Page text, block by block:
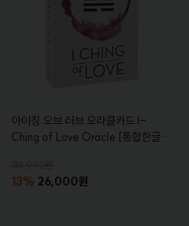
아이칭 오브 러브 오라클카드I-
Ching of Love Oracle [통합한글해
13% 26,000원